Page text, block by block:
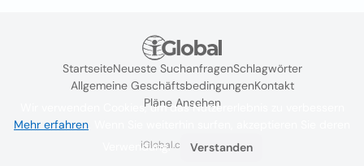
StartseiteNeueste SuchanfragenSchlagwörter
Allgemeine GeschäftsbedingungenKontakt
Pläne Ansehen
iGlobal.co @ 2024
Wir verwenden Cookies, um das Nutzererlebnis zu verbessern
Mehr erfahren
Verwendung.
Verstanden